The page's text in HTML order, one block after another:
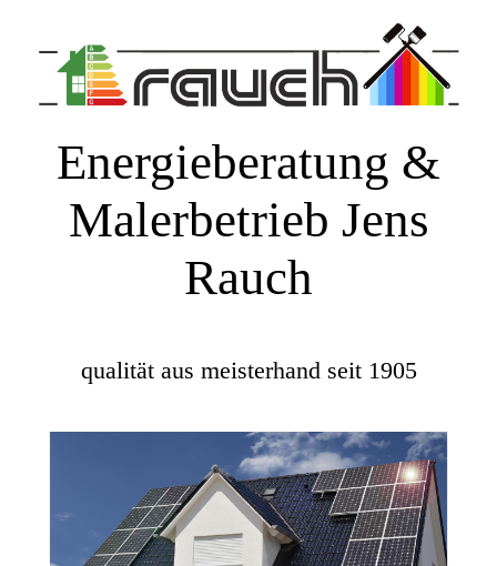
Energieberatung &
Malerbetrieb Jens
Rauch
qualität aus meisterhand seit 1905